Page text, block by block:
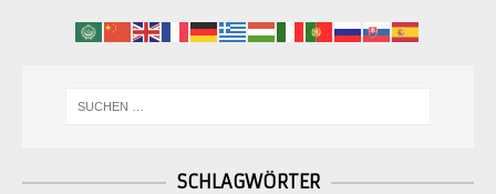
SCHLAGWÖRTER